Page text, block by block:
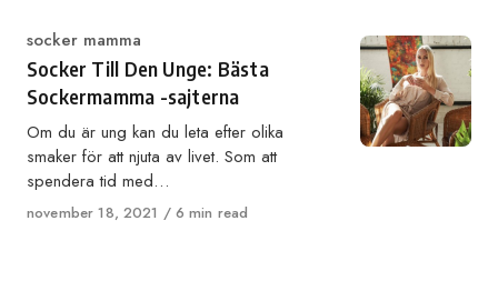
Category
socker mamma
Socker Till Den Unge: Bästa
Sockermamma -sajterna
Om du är ung kan du leta efter olika
smaker för att njuta av livet. Som att
spendera tid med…
Published
november 18, 2021 6 min read